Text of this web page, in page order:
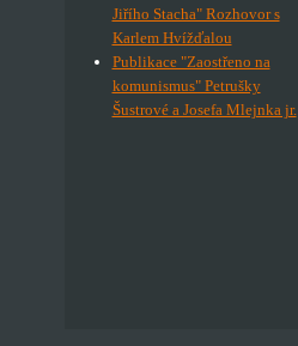
Jiřího Stacha" Rozhovor s
Karlem Hvížďalou
Publikace "Zaostřeno na
komunismus" Petrušky
Šustrové a Josefa Mlejnka jr.